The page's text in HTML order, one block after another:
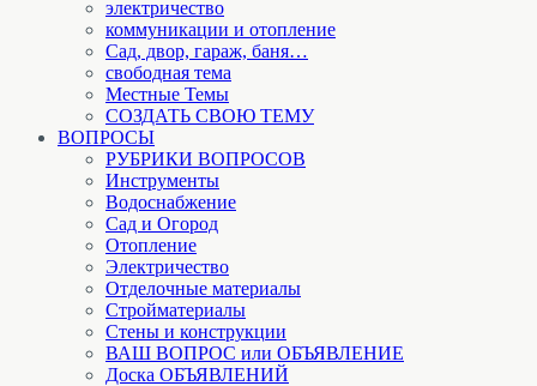
электричество
коммуникации и отопление
Cад, двор, гараж, баня…
свободная тема
Местные Темы
СОЗДАТЬ СВОЮ ТЕМУ
ВОПРОСЫ
РУБРИКИ ВОПРОСОВ
Инструменты
Водоснабжение
Сад и Огород
Отопление
Электричество
Отделочные материалы
Стройматериалы
Стены и конструкции
ВАШ ВОПРОС или ОБЪЯВЛЕНИЕ
Доска ОБЪЯВЛЕНИЙ